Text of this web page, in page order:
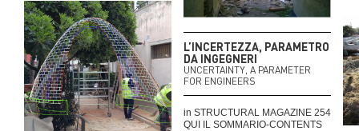
L’INCERTEZZA, PARAMETRO
DA INGEGNERI
UNCERTAINTY, A PARAMETER
FOR ENGINEERS
in STRUCTURAL MAGAZINE 254
QUI IL SOMMARIO-CONTENTS